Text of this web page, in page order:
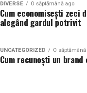
DIVERSE O săptămână ago
Cum economisești zeci
alegând gardul potrivit
UNCATEGORIZED O
Cum recunoști un brand